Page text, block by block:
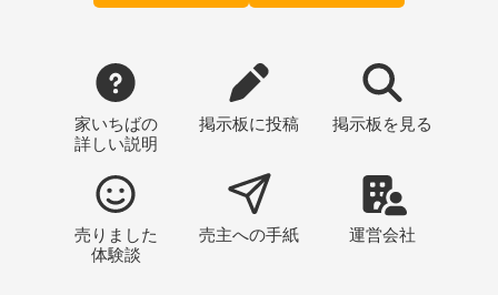
家いちばの
詳しい説明
掲示板に投稿 掲示板 を見る
売りました
体験談
売主への手紙 運営会社